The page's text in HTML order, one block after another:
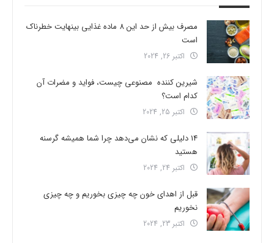
مصرف بیش از حد این 8 ماده غذایی بینهایت خطرناک
است
اکتبر 26, 2024
شیرین کننده مصنوعی چیست، فواید و مضرات آن
کدام است؟
اکتبر 25, 2024
14 دلیلی که نشان می‌دهد چرا شما همیشه گرسنه
هستید
اکتبر 24, 2024
قبل از اهدای خون چه چیزی بخوریم و چه چیزی
نخوریم
اکتبر 23, 2024